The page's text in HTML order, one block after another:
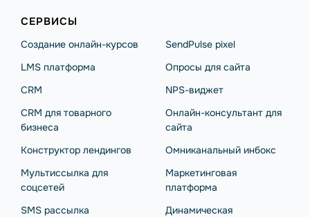
СЕРВИСЫ
Создание онлайн-курсов
LMS платформа
CRM
CRM для товарного
бизнеса
Конструктор лендингов
Мультиссылка для
соцсетей
SMS рассылка
SendPulse pixel
Опросы для сайта
NPS-виджет
Онлайн-консультант для
сайта
Омниканальный инбокс
Маркетинговая
платформа
Динамическая